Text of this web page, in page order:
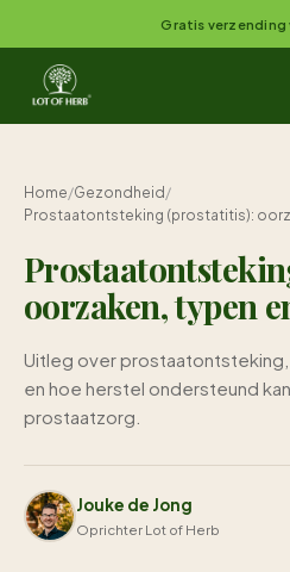
Gratis verzending
Home/Gezondheid /
Prostaatontsteking (prostatitis):
oorzaken, typen
Uitleg over
en hoe herstel ondersteund
prostaatzorg.
Jouke de Jong
Oprichter Lot of Herb